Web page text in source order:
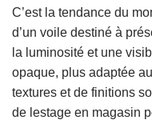
C’est la tendance du
d’un voile destiné à
la luminosité et une
opaque, plus adaptée
textures et de finitions
de lestage en magasin